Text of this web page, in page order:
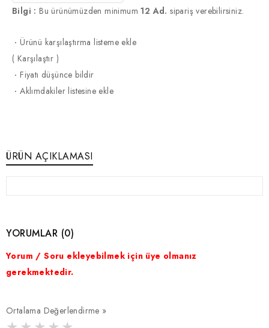
Bilgi : Bu ürünümüzden minimum12 Ad. sipariş verebilirsiniz.
·Ürünü karşılaştırma listeme ekle
( Karşılaştır )
·Fiyatı düşünce bildir
·Aklımdakiler listesine ekle
ÜRÜN AÇIKLAMASI
YORUMLAR (0)
Yorum / Soru ekleyebilmek için üye olmanız
gerekmektedir.
Ortalama Değerlendirme »